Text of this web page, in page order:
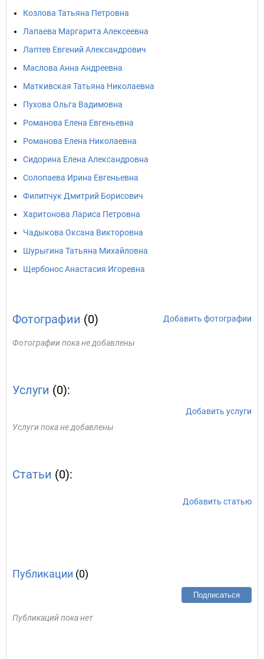
Козлова Татьяна Петровна
Лапаева Маргарита Алексеевна
Лаптев Евгений Александрович
Маслова Анна Андреевна
Маткивская Татьяна Николаевна
Пухова Ольга Вадимовна
Романова Елена Евгеньевна
Романова Елена Николаевна
Сидорина Елена Александровна
Солопаева Ирина Евгеньевна
Филипчук Дмитрий Борисович
Харитонова Лариса Петровна
Чадыкова Оксана Викторовна
Шурыгина Татьяна Михайловна
Щербонос Анастасия Игоревна
Фотографии (0) Добавить фотографии
Фотографии пока не добавлены
Услуги (0):
Добавить услуги
Услуги пока не добавлены
Статьи (0):
Добавить статью
Публикации (0)
Подписаться
Публикаций пока нет